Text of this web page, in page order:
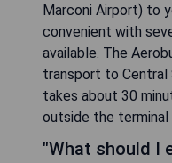
Marconi Airport) to
convenient with
available. The
transport to Central
takes about 30
outside the terminal
"What should I